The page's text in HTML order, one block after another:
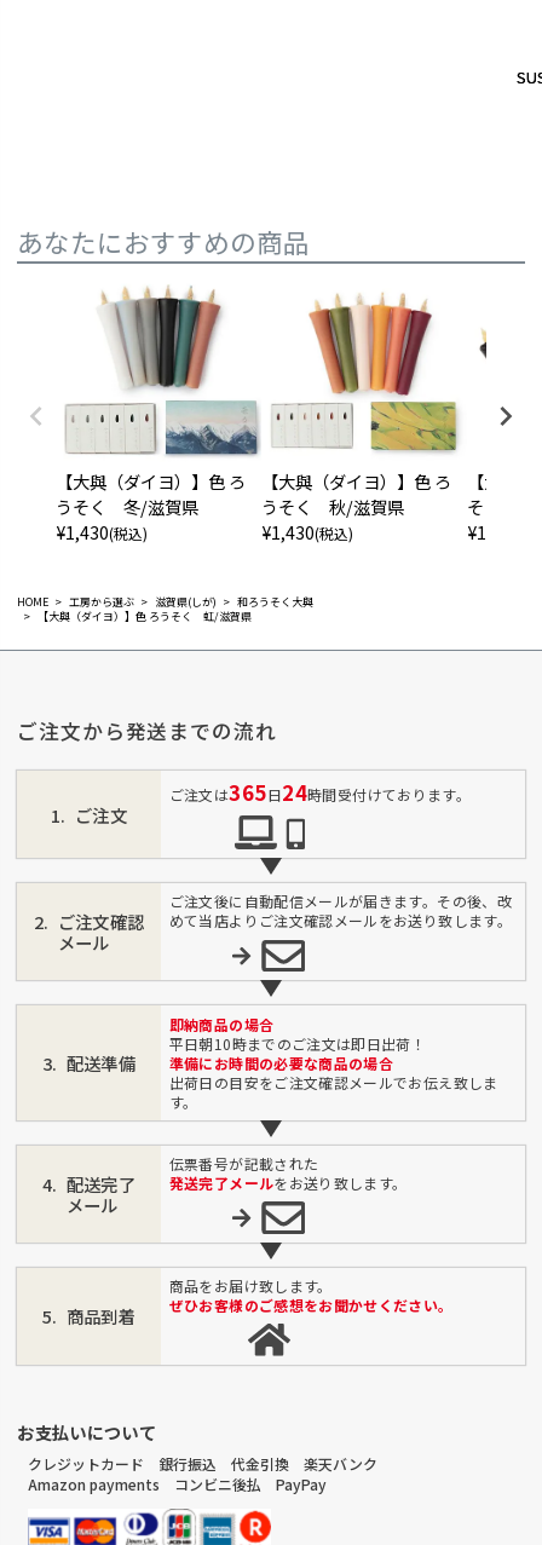
HOME 工房から選ぶ 滋賀県(しが)
和ろうそく大與
【大與（ダイヨ）】色 ろうそく 虹/滋賀県
あなたにおすすめの商品
【大與（ダイヨ）】色 ろ
うそく 冬/滋賀県
¥1,430(税込)
【大與（ダイヨ）】色 ろ
うそく 秋/滋賀県
¥1,430(税込)
【大與
そく-宙
¥1,650
ご注文から発送までの流れ
ご注文
ご注文は365日24時間受付けております。
ご注文確認
メール
ご注文後に自動配信メールが届きます。その後、改
めて当店よりご注文確認メールをお送り致します。
配送準備
即納商品の場合
平日朝10時までのご注文は即日出荷！
準備にお時間の必要な商品の場合
出荷日の目安をご注文確認メールでお伝え致しま
す。
配送完了
メール
伝票番号が記載された
発送完了メールをお送り致します。
商品到着
商品をお届け致します。
ぜひお客様のご感想をお聞かせください。
お支払いについて
クレジットカード 銀行振込 代金引換 楽天バンク
Amazon payments コンビニ後払 PayPay